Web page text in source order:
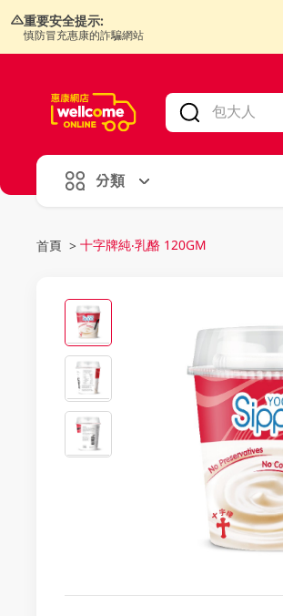
重要安全提示:
慎防冒充惠康的詐騙網站
分類
首頁 > 十字牌純‧乳酪 120GM